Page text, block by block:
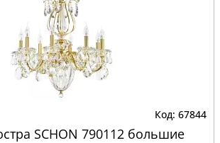
67844
SCHON 790112 большие